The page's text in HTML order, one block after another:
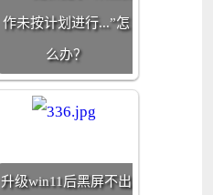
作未按计划进行...”怎
么办？
升级win11后黑屏不出